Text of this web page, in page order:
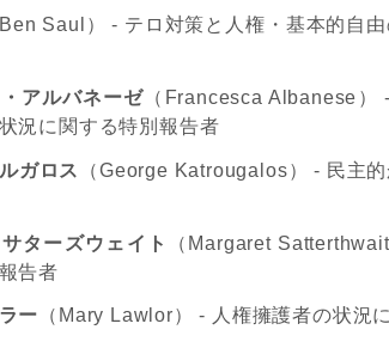
Ben Saul ） - テロ対策と人権・基本的自
アルバネーゼ （ Francesca Albanese ）
況に関する特別報告者
ガロス （George Katrougalos） - 民主
ターズウェイト （ Margaret
告者
ー （ Mary Lawlor） - 人権擁護者の状況